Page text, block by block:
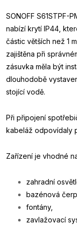
SONOFF S61STPF-
nabízí krytí IP44,
částic větších než 1
zajištěna při
zásuvka měla být
dlouhodobě
stojící vodě.
Při připojení
kabeláž odpovídaly
Zařízení je vhodné
zahradní
bazénová
fontány,
zavlažovací